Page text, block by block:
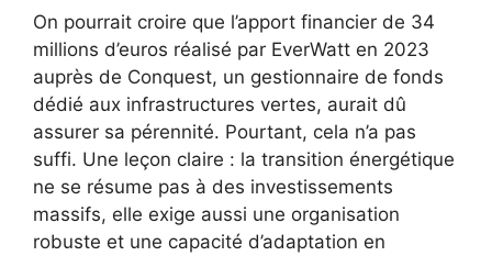
On pourrait croire que l’apport financier de 34
millions d’euros réalisé par EverWatt en 2023
auprès de Conquest, un gestionnaire de fonds
dédié aux infrastructures vertes, aurait dû
assurer sa pérennité. Pourtant, cela n’a pas
suffi. Une leçon claire : la transition énergétique
ne se résume pas à des investissements
massifs, elle exige aussi une organisation
robuste et une capacité d’adaptation en